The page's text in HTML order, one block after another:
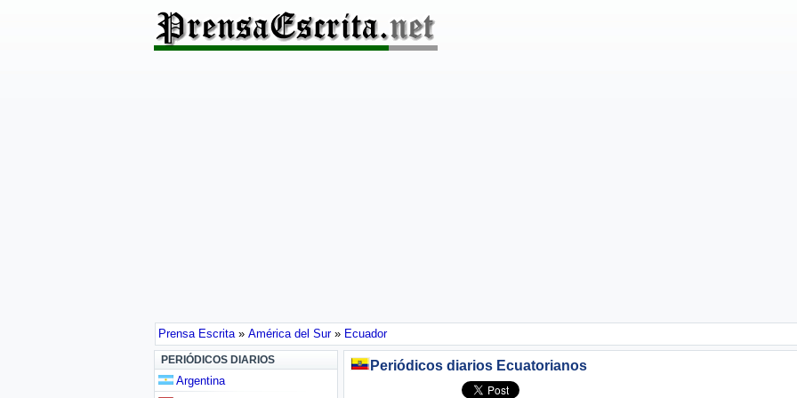
Prensa Escrita» América del Sur» Ecuador
Periódicos diarios Ecuatorianos
PERIÓDICOS DIARIOS
Argentina